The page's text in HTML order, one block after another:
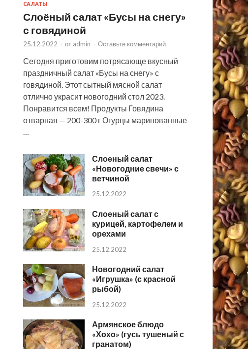
САЛАТЫ
Слоёный салат «Бусы на снегу»
с говядиной
25.12.2022 - от admin - Оставьте комментарий
Сегодня приготовим потрясающе вкусный
праздничный салат «Бусы на снегу» с
говядиной. Этот сытный мясной салат
отлично украсит новогодний стол 2023.
Понравится всем! Продукты Говядина
отварная — 200-300 г Огурцы маринованные
Слоеный салат
«Новогодние свечи» с
ветчиной
25.12.2022
Слоеный салат с
курицей, картофелем и
орехами
25.12.2022
Новогодний салат
«Игрушка» (с красной
рыбой)
25.12.2022
Армянское блюдо
«Хохо» (гусь тушеный с
гранатом)